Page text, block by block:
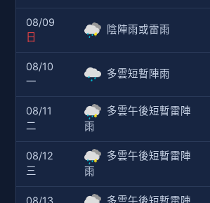
08/09
日
陰陣雨或雷雨
08/10
一
多雲短暫陣雨
08/11
二
多雲午後短暫雷陣
雨
08/12
三
多雲午後短暫雷陣
雨